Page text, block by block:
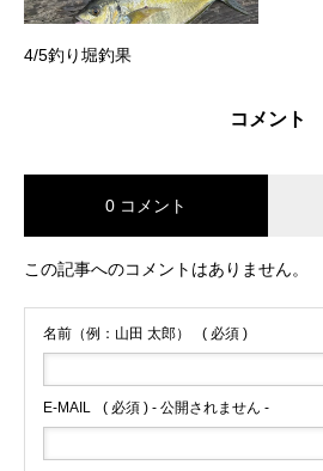
4/5釣り堀釣果
コメント
0 コメント
この記事へのコメントはありません。
名前（例：山田 太郎） ( 必須 )
E-MAIL ( 必須 ) - 公開されません -